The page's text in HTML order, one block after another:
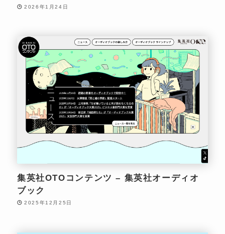
2026年1月24日
集英社OTOコンテンツ – 集英社オーディオ
ブック
2025年12月25日